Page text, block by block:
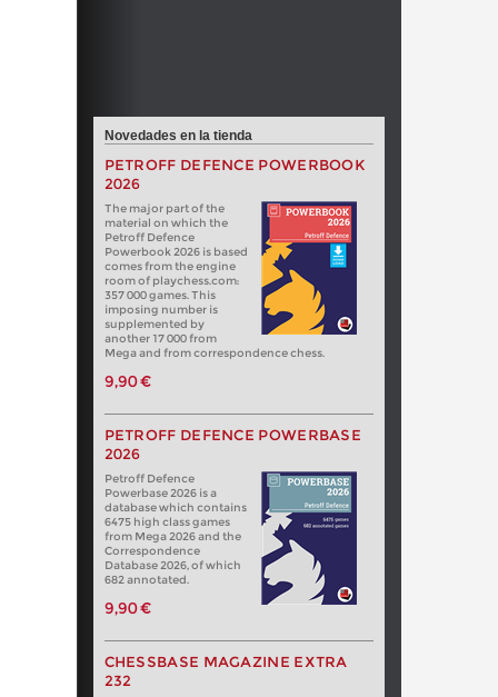
Novedades en la tienda
PETROFF DEFENCE POWERBOOK
2026
The major part of the
material on which the
Petroff Defence
Powerbook 2026 is based
comes from the engine
room of playchess.com:
357 000 games. This
imposing number is
supplemented by
another 17 000 from
Mega and from correspondence chess.
9,90 €
PETROFF DEFENCE POWERBASE
2026
Petroff Defence
Powerbase 2026 is a
database which contains
6475 high class games
from Mega 2026 and the
Correspondence
Database 2026, of which
682 annotated.
9,90 €
CHESSBASE MAGAZINE EXTRA
232